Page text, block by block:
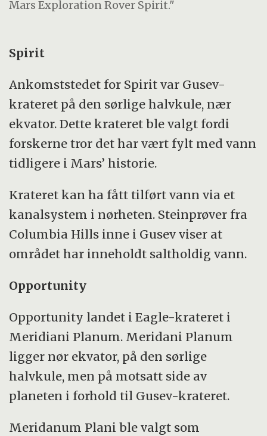
Mars Exploration Rover Spirit."
Spirit
Ankomststedet for Spirit var Gusev-
krateret på den sørlige halvkule, nær
ekvator. Dette krateret ble valgt fordi
forskerne tror det har vært fylt med vann
tidligere i Mars’ historie.
Krateret kan ha fått tilført vann via et
kanalsystem i nørheten. Steinprøver fra
Columbia Hills inne i Gusev viser at
området har inneholdt saltholdig vann.
Opportunity
Opportunity landet i Eagle-krateret i
Meridiani Planum. Meridani Planum
ligger nør ekvator, på den sørlige
halvkule, men på motsatt side av
planeten i forhold til Gusev-krateret.
Meridanum Plani ble valgt som